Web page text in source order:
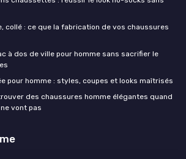
collé : ce que la fabrication de vos chaussures
à dos de ville pour homme sans sacrifier le
pour homme : styles, coupes et looks maîtrisés
des chaussures homme élégantes quand
vont pas